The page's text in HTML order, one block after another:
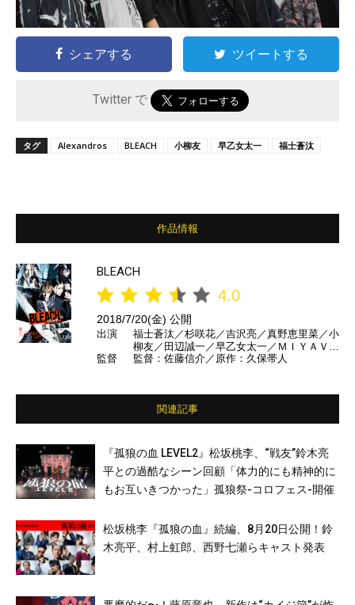
シェアする ツイートする
Twitter で
タグ Alexandros BLEACH ⼩柳友 早乙女太一 福士蒼汰
作品情報
BLEACH
4.0
2018/7/20(金) 公開
出演
福士蒼汰／杉咲花／吉沢亮／真野恵里菜／小
柳友／田辺誠一／早乙女太一／ＭＩＹＡＶＩ
／長澤まさみ／江口洋介 ほか
監督 監督：佐藤信介／原作：久保帯人
関連記事
『孤狼の血 LEVEL2』松坂桃李、“戦友”鈴木亮
平との過酷なシーン回顧「体力的にも精神的に
もお互いきつかった」孤狼祭-コロフェス-開催
松坂桃李『孤狼の血』続編、8月20日公開！鈴
木亮平、村上虹郎、西野七瀬らキャスト発表